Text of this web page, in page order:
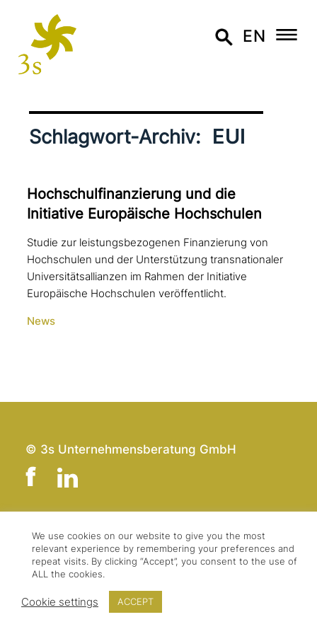
EN
Schlagwort-Archiv: EUI
Hochschulfinanzierung und die
Initiative Europäische Hochschulen
Studie zur leistungsbezogenen Finanzierung von
Hochschulen und der Unterstützung transnationaler
Universitätsallianzen im Rahmen der Initiative
Europäische Hochschulen veröffentlicht.
News
© 3s Unternehmensberatung GmbH
Team
Kontakt
Presse & Logo
Impressum
Datenschutz
AGBs
We use cookies on our website to give you the most
relevant experience by remembering your preferences and
repeat visits. By clicking “Accept”, you consent to the use of
ALL the cookies.
Cookie settings ACCEPT